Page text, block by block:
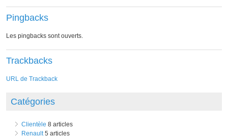
Pingbacks
Les pingbacks sont ouverts.
Trackbacks
URL de Trackback
Catégories
Clientèle 8 articles
Renault5 articles